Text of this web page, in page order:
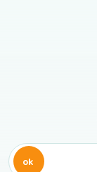
ok